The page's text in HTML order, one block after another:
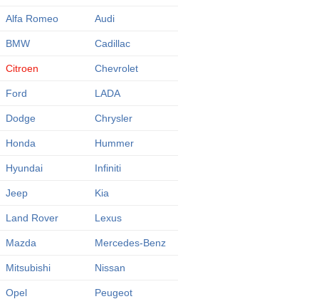
Alfa Romeo Audi
BMW Cadillac
Citroen Chevrolet
Ford LADA
Dodge Chrysler
Honda Hummer
Hyundai Infiniti
Jeep Kia
Land Rover Lexus
Mazda Mercedes-Benz
Mitsubishi Nissan
Opel Peugeot